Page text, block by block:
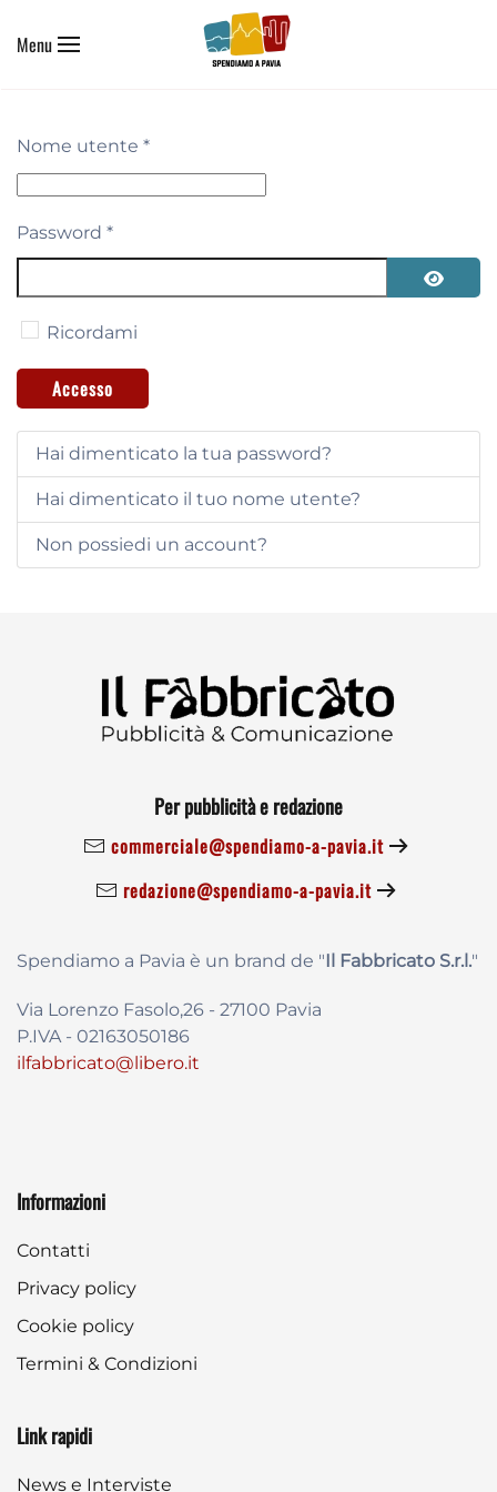
Skip to main content
Menu
Nome utente *
Password *
Ricordami
Accesso
Hai dimenticato la tua password?
Hai dimenticato il tuo nome utente?
Non possiedi un account?
Per pubblicità e redazione
commerciale@spendiamo-a-pavia.it
redazione@spendiamo-a-pavia.it
Spendiamo a Pavia è un brand de "Il Fabbricato S.r.l."
Via Lorenzo Fasolo,26 - 27100 Pavia
P.IVA - 02163050186
ilfabbricato@libero.it
Informazioni
Contatti
Privacy policy
Cookie policy
Termini & Condizioni
Link rapidi
News e Interviste